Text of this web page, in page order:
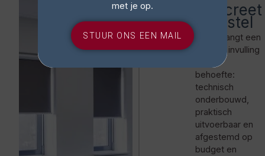
Concreet
voorstel
Je ontvangt een
heldere invulling
van de
behoefte:
technisch
onderbouwd,
praktisch
uitvoerbaar en
afgestemd op
budget en
met je op.
STUUR ONS EEN MAIL